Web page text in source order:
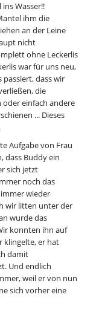
Wasser!!
ihm die
an der Leine
nicht
ohne Leckerlis
war für uns neu,
passiert, dass wir
die
oder einfach andere
... Dieses
Aufgabe von Frau
dass Buddy ein
sich jetzt
noch das
immer wieder
wir litten unter der
wurde das
konnten ihn auf
klingelte, er hat
damit
Und endlich
weil er von nun
sich vorher eine